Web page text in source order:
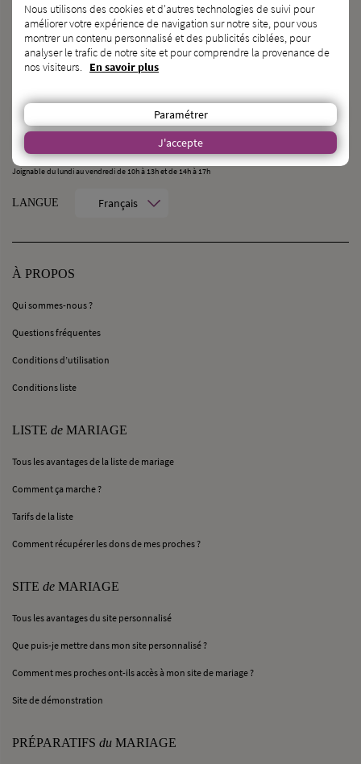
PARLEZ-LEUR DE NOUS !
CONTACT
MilleMercisMariage - Société M Pour Toujours :
21, Rue Mercière - 69002 Lyon
contact@millemercismariage.com
0 806 110 405(Service gratuit hors coût opérateur)
Joignable du lundi au vendredi de 10h à 13h et de 14h à 17h
LANGUE Français
À PROPOS
Qui sommes-nous ?
Questions fréquentes
Conditions d’utilisation
Conditions liste
LISTE de MARIAGE
Tous les avantages de la liste de mariage
Comment ça marche ?
Tarifs de la liste
Comment récupérer les dons de mes proches ?
SITE de MARIAGE
Tous les avantages du site personnalisé
Que puis-je mettre dans mon site personnalisé ?
Comment mes proches ont-ils accès à mon site de mariage ?
Site de démonstration
PRÉPARATIFS du MARIAGE
Nous utilisons des cookies et d'autres technologies de suivi pour
améliorer votre expérience de navigation sur notre site, pour vous
montrer un contenu personnalisé et des publicités ciblées, pour
analyser le trafic de notre site et pour comprendre la provenance de
nos visiteurs. En savoir plus
Paramétrer
J'accepte